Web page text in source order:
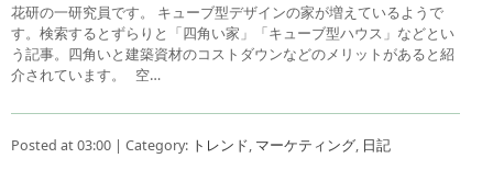
花研の一研究員です。 キューブ型デザインの家が増えているようで
す。検索するとずらりと「四角い家」「キューブ型ハウス」などとい
う記事。四角いと建築資材のコストダウンなどのメリットがあると紹
介されています。 空…
Posted at 03:00 | Category: トレンド, マーケティング, 日記